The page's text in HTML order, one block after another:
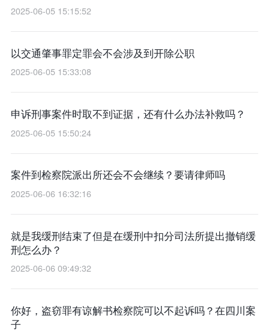
2025-06-05 15:15:52
以交通肇事罪定罪会不会涉及到开除公职
2025-06-05 15:33:08
申诉刑事案件时取不到证据，还有什么办法补救吗？
2025-06-05 15:50:24
案件到检察院派出所还会不会继续？要请律师吗
2025-06-06 16:32:16
就是我缓刑结束了但是在缓刑中扣分司法所提出撤销缓
刑怎么办？
2025-06-06 09:49:32
你好，盗窃罪有谅解书检察院可以不起诉吗？在四川案
子